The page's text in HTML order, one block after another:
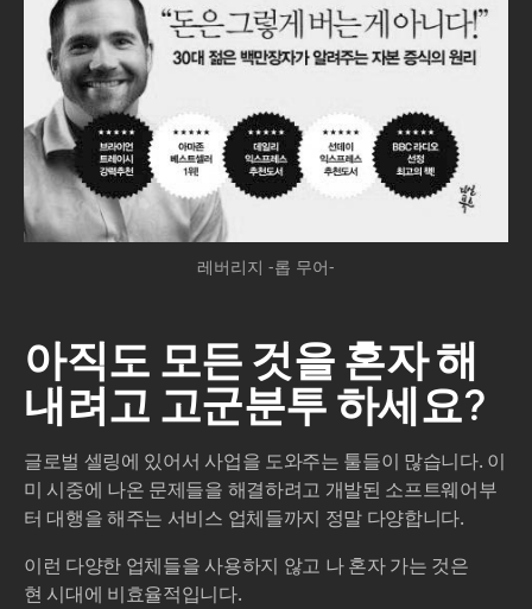
레버리지 -롭 무어-
아직도 모든 것을 혼자 해
내려고 고군분투 하세요?
글로벌 셀링에 있어서 사업을 도와주는 툴들이 많습니다. 이
미 시중에 나온 문제들을 해결하려고 개발된 소프트웨어부
터 대행을 해주는 서비스 업체들까지 정말 다양합니다.
이런 다양한 업체들을 사용하지 않고 나 혼자 가는 것은
현 시대에 비효율적입니다.